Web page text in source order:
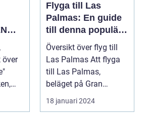
över
Flyga till Las
Palmas: En guide
till denna populära
destination
Översikt över flyg till
Las Palmas Att flyga
till Las Palmas,
beläget på Gran
Canaria i Spanien, er...
18 januari 2024